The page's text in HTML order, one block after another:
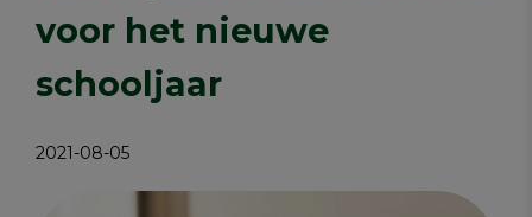
voor het nieuwe
schooljaar
2021-08-05